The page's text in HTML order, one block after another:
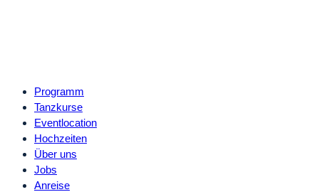
Programm
Tanzkurse
Eventlocation
Hochzeiten
Über uns
Jobs
Anreise